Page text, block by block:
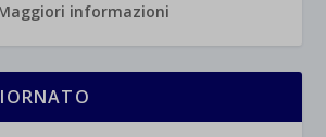
informazioni